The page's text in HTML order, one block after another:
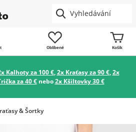
Oblíbené Košík
Kalhoty za 100 €,2x Kraťasy za 90 €,2x
za 40 €nebo2x Kšiltovky 30 €
& Šortky